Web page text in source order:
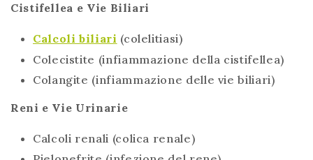
Cistifellea e Vie Biliari
Calcoli biliari (colelitiasi)
Colecistite (infiammazione della cistifellea)
Colangite (infiammazione delle vie biliari)
Reni e Vie Urinarie
Calcoli renali (colica renale)